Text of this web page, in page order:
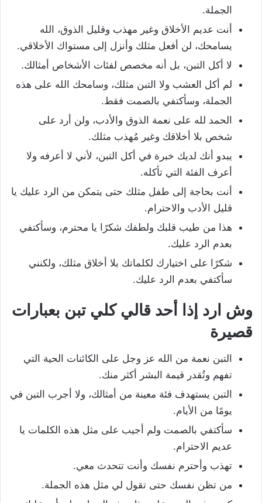
الجملة.
أنت عديم الأخلاق وغير مهذب وقليل الذوق، الله
يسامحك، لن أفعل مثلك وأنزل إلى مستواك الأخلاقي.
لا أكل التبن، بل أنه مخصص لفئات الأشخاص أمثالك.
لم أكل العشب ولا التبن مثلك، وسامحك الله على هذه
الجملة، وسأكتفي بالصمت فقط.
الحمد لله على نعمة الذوق والأدب، ولن أرد على
شخص بلا أخلاقك وغير مُهذب مثلك.
يبدو أنك لديك خبرة في أكل التبن، لأني لا أعرفه ولا
أعرف الفئة التي تأكله.
أنت بحاجة إلى طفل مثلك حتى يتمكن من الرد عليك يا
قليل الأدب والاحترام.
هذا من طيب قلبك ولطفك شكرًا يا محترم، وسأكتفي
بعدم الرد عليك.
شكرًا على اختيارك لكلماتك بلا أخلاق مثلك، ولكنني
سأكتفي بعدم الرد عليك.
وش ارد إذا أحد قالي كلي تبن بعبارات
قصيرة
التبن نعمة من الله عز وجل على الكائنات الحية التي
تفهم وتُقدر قيمة البشر أكثر منك.
التبن يستهدف فئة معينة من أمثالك، ولا أجرب التبن في
يومًا من الأيام.
سأكتفي بالصمت ولم أجيب على مثل هذه الكلمات يا
عديم الاحترام.
تهذب وأحترم نفسك وأنت تتحدث معي.
من تظن نفسك حتى تقول لي مثل هذه الجملة.